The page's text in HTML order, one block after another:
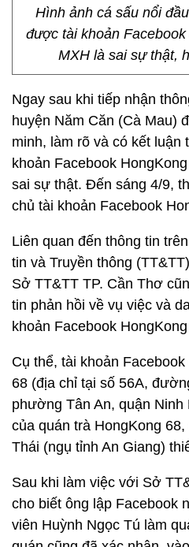
Hình ảnh cá sấu nổi
được tài khoản
MXH là sai sự thật,
Ngay sau khi tiếp nhận
huyện Năm Căn (Cà Mau)
minh, làm rõ và có kết luận
khoản Facebook
sai sự thật. Đến sáng 4/9,
chủ tài khoản Facebook
Liên quan đến thông tin
tin và Truyền thông
Sở TT&TT TP. Cần Thơ
tin phản hồi về vụ việc và
khoản Facebook
Cụ thể, tài khoản
68 (địa chỉ tại số 56A,
phường Tân An, quận Ninh
của quán trà HongKong
Thái (ngụ tỉnh An Giang)
Sau khi làm việc với Sở
cho biết ông lập Facebook
viên Huỳnh Ngọc Tú làm